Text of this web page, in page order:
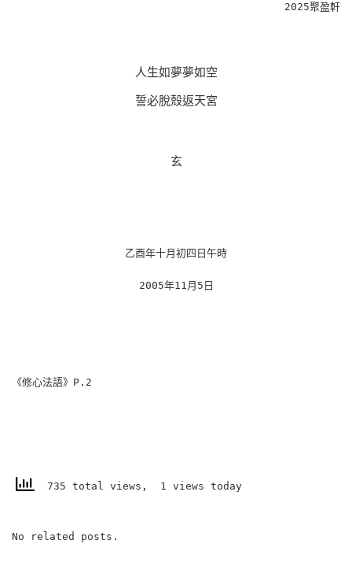
2025聚盈軒
人生如夢夢如空
誓必脫殼返天宮
玄
乙酉年十月初四日午時
2005年11月 5 日
《修心法語》P.2
735 total views, 1 views today
No related posts.